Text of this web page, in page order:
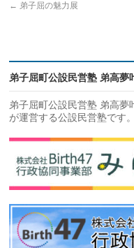
← 弟子屈の魅力展
弟子屈町公設民営塾 弟高夢
弟子屈町公設民営塾 弟高
が運営する公設民営塾です。